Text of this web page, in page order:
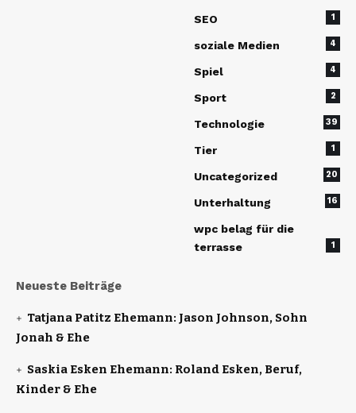
SEO 1
soziale Medien 4
Spiel 4
Sport 2
Technologie 39
Tier 1
Uncategorized 20
Unterhaltung 16
wpc belag für die
terrasse
1
Neueste Beiträge
Tatjana Patitz Ehemann: Jason Johnson, Sohn
Jonah & Ehe
Saskia Esken Ehemann: Roland Esken, Beruf,
Kinder & Ehe